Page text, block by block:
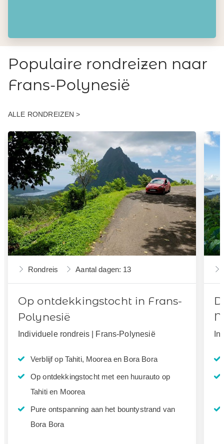
Populaire rondreizen naar
Frans-Polynesië
ALLE RONDREIZEN >
Rondreis Aantal dagen: 13
Op ontdekkingstocht in Frans-
Polynesië
Individuele rondreis | Frans-Polynesië
Verblijf op Tahiti, Moorea en Bora Bora
Op ontdekkingstocht met een huurauto op
Tahiti en Moorea
Pure ontspanning aan het bountystrand van
Bora Bora